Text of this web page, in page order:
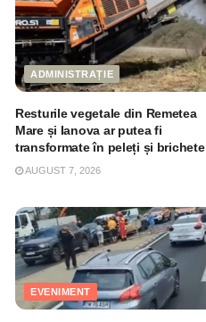
ADMINISTRAȚIE
Resturile vegetale din Remetea
Mare și Ianova ar putea fi
transformate în peleți și brichete
AUGUST 7, 2026
EVENIMENT